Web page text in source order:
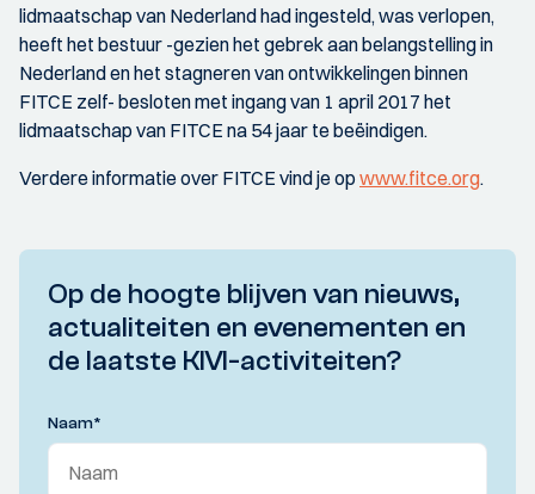
lidmaatschap van Nederland had ingesteld, was verlopen,
heeft het bestuur -gezien het gebrek aan belangstelling in
Nederland en het stagneren van ontwikkelingen binnen
FITCE zelf- besloten met ingang van 1 april 2017 het
lidmaatschap van FITCE na 54 jaar te beëindigen.
Verdere informatie over FITCE vind je op www.fitce.org.
Op de hoogte blijven van nieuws,
actualiteiten en evenementen en
de laatste KIVI-activiteiten?
Naam*